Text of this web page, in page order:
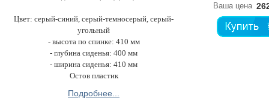
Цвет: cepый-синий, серый-темносерый, серый-
угольный
- высота по спинке: 410 мм
- глубина сиденья: 400 мм
- ширина сиденья: 410 мм
Остов пластик
Подробнее...
Ваша цена